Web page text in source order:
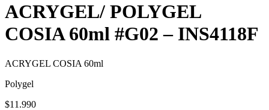
ACRYGEL/ POLYGEL
COSIA 60ml #G02 – INS4118F
ACRYGEL COSIA 60ml
Polygel
$11.990